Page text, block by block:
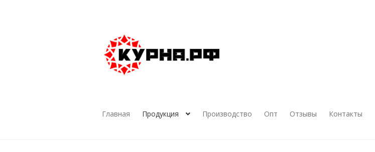
Перейти
к
навигации
Перейти
к
содержимому
Главная Продукция Производство Опт Отзывы Контакты